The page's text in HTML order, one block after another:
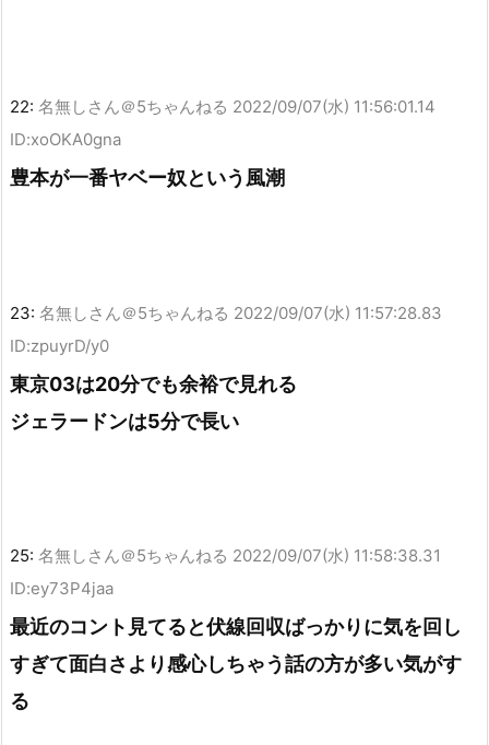
22: 名無しさん＠5ちゃんねる 2022/09/07(水) 11:56:01.14
ID:xoOKA0gna
豊本が一番ヤベー奴という風潮
23: 名無しさん＠5ちゃんねる 2022/09/07(水) 11:57:28.83
ID:zpuyrD/y0
東京03は20分でも余裕で見れる
ジェラードンは5分で長い
25: 名無しさん＠5ちゃんねる 2022/09/07(水) 11:58:38.31
ID:ey73P4jaa
最近のコント見てると伏線回収ばっかりに気を回し
すぎて面白さより感心しちゃう話の方が多い気がす
る